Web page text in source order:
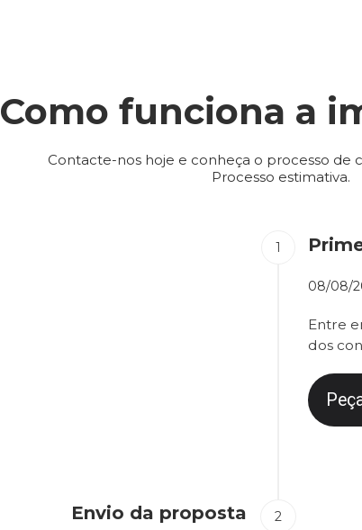
Como funciona a
Contacte-nos hoje e conheça o processo de
Processo estimativa.
08/08/
Entre
dos
Envio da proposta